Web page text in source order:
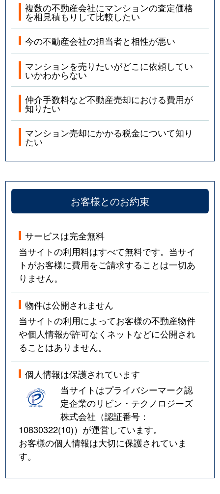
複数の不動産会社にマンションの査定価格
を相見積もりして比較したい
今の不動産会社の担当者と相性が悪い
マンションを売りたいがどこに依頼してい
いかわからない
仲介手数料など不動産売却における費用が
知りたい
マンション売却にかかる税金について知り
たい
お客様とのお約束
サービスは完全無料
当サイトの利用料はすべて無料です。当サイ
トがお客様に費用をご請求することは一切あ
りません。
物件は公開されません
当サイトの利用によってお客様の不動産物件
や個人情報が許可なくネットなどに公開され
ることはありません。
個人情報は保護されています
当サイトはプライバシーマーク認
定企業のリビン・テクノロジーズ
株式会社（認証番号：
10830322(10)）が運営しています。
お客様の個人情報は大切に保護されていま
す。